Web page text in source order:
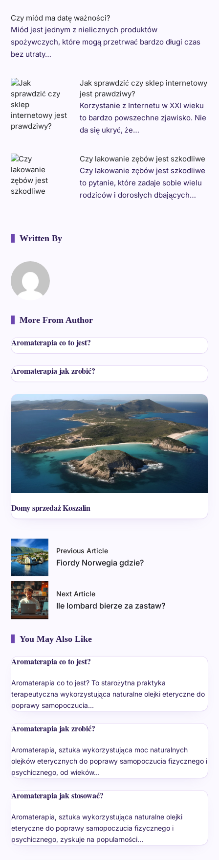
Czy miód ma datę ważności?
Miód jest jednym z nielicznych produktów
spożywczych, które mogą przetrwać bardzo długi czas
bez utraty…
Jak sprawdzić czy sklep internetowy
jest prawdziwy?
Korzystanie z Internetu w XXI wieku
to bardzo powszechne zjawisko. Nie
da się ukryć, że…
Czy lakowanie zębów jest szkodliwe
Czy lakowanie zębów jest szkodliwe
to pytanie, które zadaje sobie wielu
rodziców i dorosłych dbających…
Written By
More From Author
Aromaterapia co to jest?
Aromaterapia jak zrobić?
Domy sprzedaż Koszalin
Previous Article
Fiordy Norwegia gdzie?
Next Article
Ile lombard bierze za zastaw?
You May Also Like
Aromaterapia co to jest?
Aromaterapia co to jest? To starożytna praktyka
terapeutyczna wykorzystująca naturalne olejki eteryczne do
poprawy samopoczucia…
Aromaterapia jak zrobić?
Aromaterapia, sztuka wykorzystująca moc naturalnych
olejków eterycznych do poprawy samopoczucia fizycznego i
psychicznego, od wieków…
Aromaterapia jak stosować?
Aromaterapia, sztuka wykorzystująca naturalne olejki
eteryczne do poprawy samopoczucia fizycznego i
psychicznego, zyskuje na popularności…